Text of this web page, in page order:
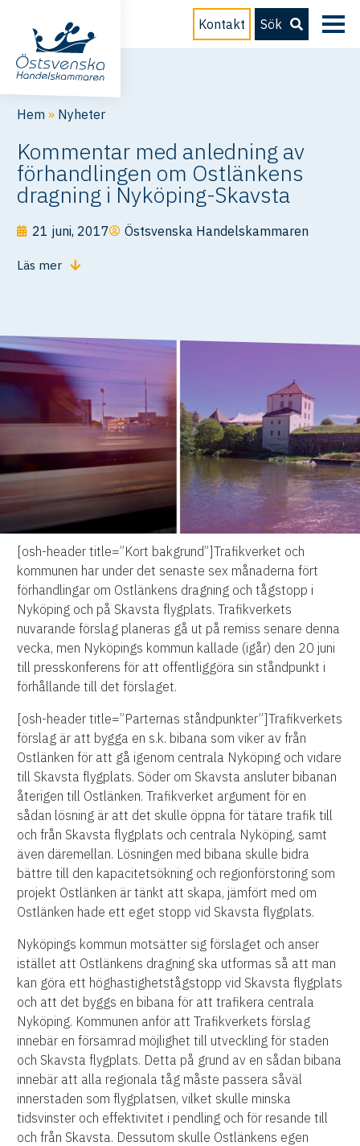
Kontakt Sök
Hem » Nyheter
Kommentar med anledning av
förhandlingen om Ostlänkens
dragning i Nyköping-Skavsta
21 juni, 2017 Östsvenska Handelskammaren
Läs mer
[osh-header title=”Kort bakgrund”]Trafikverket och
kommunen har under det senaste sex månaderna fört
förhandlingar om Ostlänkens dragning och tågstopp i
Nyköping och på Skavsta flygplats. Trafikverkets
nuvarande förslag planeras gå ut på remiss senare denna
vecka, men Nyköpings kommun kallade (igår) den 20 juni
till presskonferens för att offentliggöra sin ståndpunkt i
förhållande till det förslaget.
[osh-header title=”Parternas ståndpunkter”]Trafikverkets
förslag är att bygga en s.k. bibana som viker av från
Ostlänken för att gå igenom centrala Nyköping och vidare
till Skavsta flygplats. Söder om Skavsta ansluter bibanan
återigen till Ostlänken. Trafikverket argument för en
sådan lösning är att det skulle öppna för tätare trafik till
och från Skavsta flygplats och centrala Nyköping, samt
även däremellan. Lösningen med bibana skulle bidra
bättre till den kapacitetsökning och regionförstoring som
projekt Ostlänken är tänkt att skapa, jämfört med om
Ostlänken hade ett eget stopp vid Skavsta flygplats.
Nyköpings kommun motsätter sig förslaget och anser
istället att Ostlänkens dragning ska utformas så att man
kan göra ett höghastighetstågstopp vid Skavsta flygplats
och att det byggs en bibana för att trafikera centrala
Nyköping. Kommunen anför att Trafikverkets förslag
innebär en försämrad möjlighet till utveckling för staden
och Skavsta flygplats. Detta på grund av en sådan bibana
innebär att alla regionala tåg måste passera såväl
innerstaden som flygplatsen, vilket skulle minska
tidsvinster och effektivitet i pendling och för resande till
och från Skavsta. Dessutom skulle Ostlänkens egen